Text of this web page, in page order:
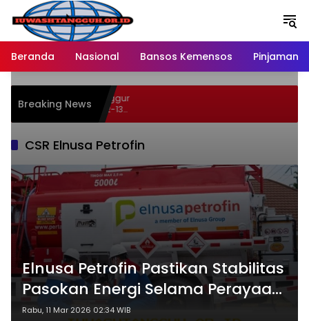
Langsung
konten
Beranda
Nasional Bansos Kemensos Pinjaman
Breaking News
Persen Buah Anggur
Spesial 12-13
CSR Elnusa Petrofin
Elnusa Petrofin Pastikan Stabilitas
Pasokan Energi Selama Perayaan
Ramadan hingga Idulfitri
Rabu, 11 Mar 2026 02:34 WIB